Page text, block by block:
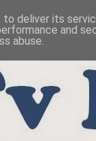
deliver its
and
abuse.